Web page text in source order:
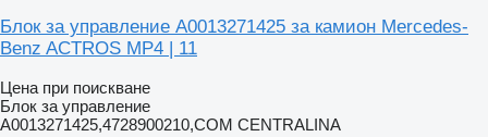
Блок за управление A0013271425 за камион Mercedes-
Benz ACTROS MP4 | 11
Цена при поискване
Блок за управление
A0013271425,4728900210,COM CENTRALINA